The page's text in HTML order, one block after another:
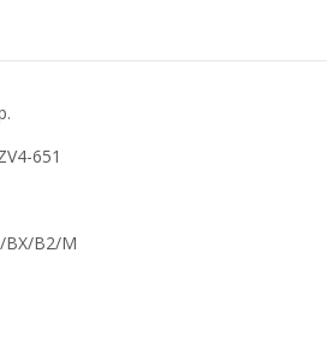
651
BX/B2/M